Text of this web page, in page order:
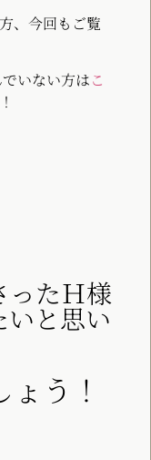
、今回もご覧
いない方はこ
ったＨ様
と思い
う！